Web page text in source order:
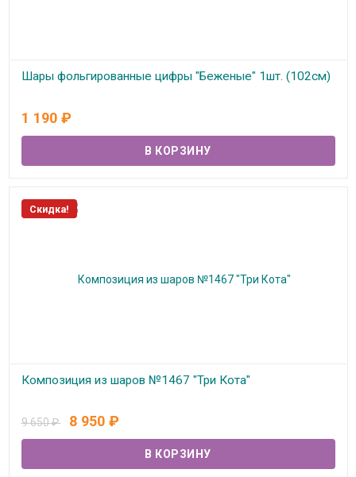
Шары фольгированные цифры "Беженые" 1шт. (102см)
1 190 ₽
Скидка!
Композиция из шаров №1467 "Три Кота"
9 650₽ 8 950 ₽